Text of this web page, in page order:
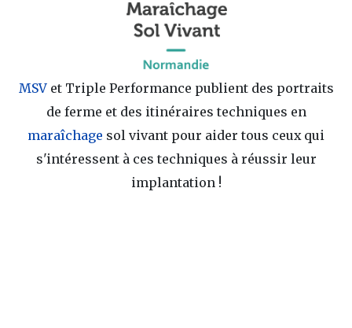
MSVet Triple Performance publient des portraits
de ferme et des itinéraires techniques en
maraîchage sol vivant pour aider tous ceux qui
s'intéressent à ces techniques à réussir leur
implantation !